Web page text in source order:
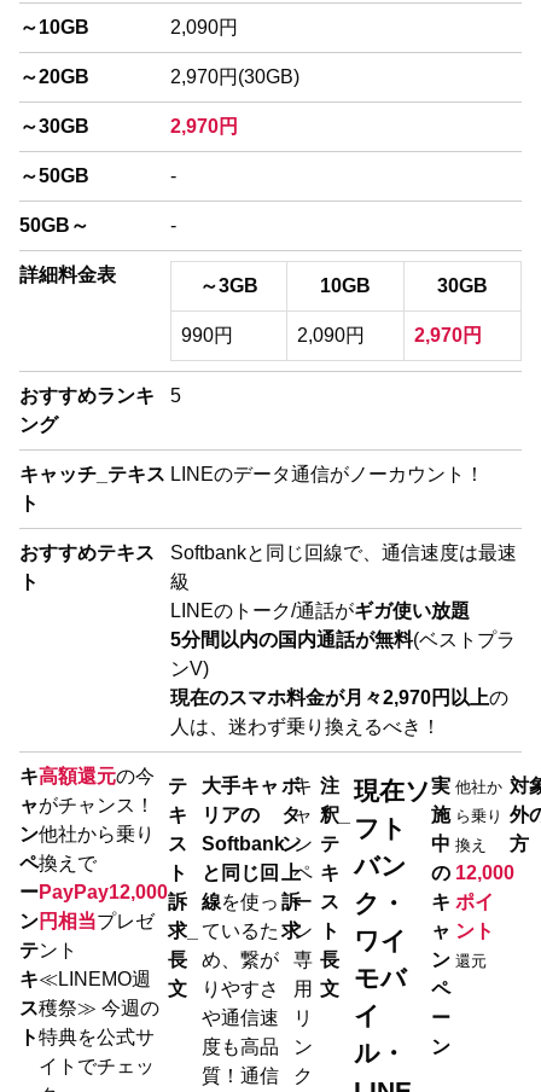
～10GB 2,090円
～20GB 2,970円(30GB)
～30GB 2,970円
～50GB -
50GB～ -
詳細料金表
～3GB 10GB 30GB
990円 2,090円 2,970円
おすすめランキ
ング
5
キャッチ_テキス
ト
LINEのデータ通信がノーカウント！
おすすめテキス
ト
Softbankと同じ回線で、通信速度は最速
級
LINEのトーク/通話がギガ使い放題
5分間以内の国内通話が無料(ベストプラ
ンV)
現在のスマホ料金が月々2,970円以上の
人は、迷わず乗り換えるべき！
キ
ャ
ン
ペ
ー
ン
テ
キ
ス
ト
高額還元の今
がチャンス！
他社から乗り
換えで
PayPay12,000
円相当プレゼ
ント
≪LINEMO週
穫祭≫ 今週の
特典を公式サ
イトでチェッ
テ
キ
ス
ト
訴
求_
長
文
大手キャ
リアの
Softbank
と同じ回
線を使っ
ているた
め、繋が
りやすさ
や通信速
度も高品
質！通信
ボ
タ
ン
上
訴
求
キ
ャ
ン
ペ
ー
ン
専
用
リ
ン
ク
注
釈_
テ
キ
ス
ト
長
文
現在ソ
フト
バン
ク・
ワイ
モバ
イ
ル・
実
施
中
の
キ
ャ
ン
ペ
ー
ン
他社か
ら乗り
換え
12,000
ポイ
ント
還元
対
外
方